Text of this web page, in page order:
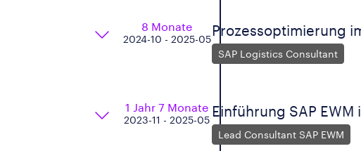
8 Monate
2024-10 - 2025-05
Prozessoptimierung
SAP Logistics Consultant
1 Jahr 7 Monate
2023-11 - 2025-05
Einführung SAP
Lead Consultant SAP EWM